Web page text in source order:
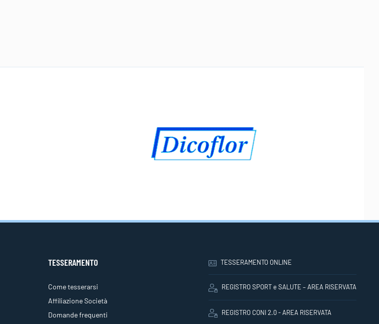
TESSERAMENTO
Come tesserarsi
Affiliazione Società
Domande frequenti
TESSERAMENTO ONLINE
REGISTRO SPORT e SALUTE – AREA RISERVATA
REGISTRO CONI 2.0 - AREA RISERVATA